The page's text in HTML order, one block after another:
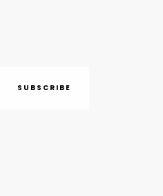
SUBSCRIBE